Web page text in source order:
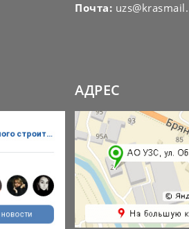
Почта:
АДРЕС